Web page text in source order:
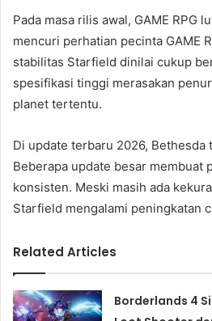
Pada masa rilis awal, GAME RPG
mencuri perhatian pecinta GAME
stabilitas Starfield dinilai cukup
spesifikasi tinggi merasakan
planet tertentu.
Di update terbaru 2026,
Beberapa update besar membuat
konsisten. Meski masih ada
Starfield mengalami peningkatan
Related Articles
Borderlands 4